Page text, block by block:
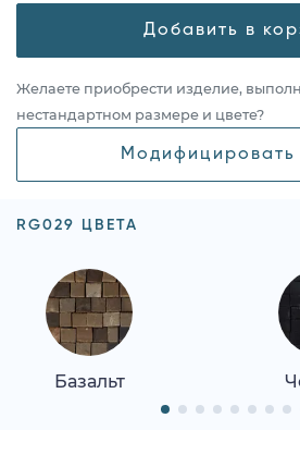
Добавить в
Желаете приобрести изделие,
нестандартном размере и цвете?
Модифицировать
RG029 ЦВЕТА
Базальт